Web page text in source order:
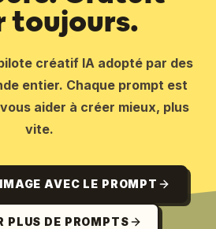
résidents, les
les significations
communautaires sont
une unité où les arrière-
toujours.
créatif IA adopté par des
entier. Chaque prompt est
aider à créer mieux, plus
vite.
AVEC LE PROMPT
PLUS DE PROMPTS